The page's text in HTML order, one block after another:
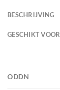
BESCHRIJVING
GESCHIKT VOOR
ODDN